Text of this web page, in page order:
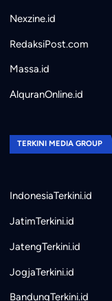
Nexzine.id
RedaksiPost.com
Massa.id
AlquranOnline.id
TERKINI MEDIA GROUP
IndonesiaTerkini.id
JatimTerkini.id
JatengTerkini.id
JogjaTerkini.id
BandungTerkini.id